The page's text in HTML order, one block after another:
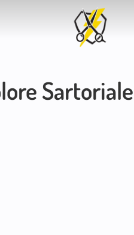
Sartoriale